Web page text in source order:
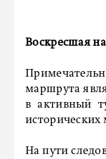
Воскресшая
маршрута
в активный
исторических
На пути